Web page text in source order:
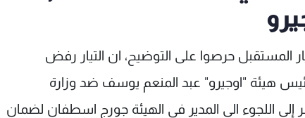
المستقبل حرصوا على التوضيح، ان التيار رفض
هيئة "اوجيرو" عبد المنعم يوسف ضد وزارة
اللجوء الى المدير في الهيئة جورج اسطفان لضمان